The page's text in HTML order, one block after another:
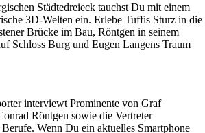
Städtedreieck tauchst Du mit einem
3D-Welten ein. Erlebe Tuffis Sturz in die
Brücke im Bau, Röntgen in seinem
Schloss Burg und Eugen Langens Traum
interviewt Prominente von Graf
Röntgen sowie die Vertreter
Wenn Du ein aktuelles Smartphone